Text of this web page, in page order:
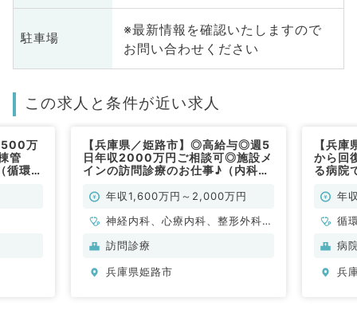
駐車場
※最新情報を確認いたしますので
お問い合わせください
この求人と条件が近い求人
万
管
循環器
【兵庫県／姫路市】◎高給与◎週5
日年収2000万円ご相談可◎施設メ
インの訪問診療のお仕事♪（内科
年収1,600万円～2,000万円
神経内科、心療内科、整形外科、
形成外科、美容外科、脳神経外
小児外科、泌尿器科、一般内科、
訪問診療
兵庫県姫路市
【兵
から回
る病院
年
循
病
兵